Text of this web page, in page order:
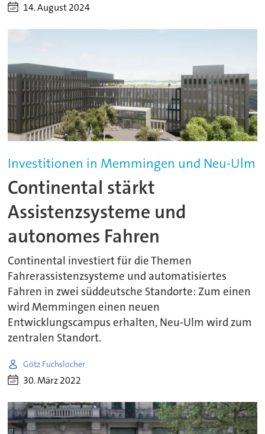
14. August 2024
Investitionen in Memmingen und Neu-Ulm
Continental stärkt
Assistenzsysteme und
autonomes Fahren
Continental investiert für die Themen
Fahrerassistenzsysteme und automatisiertes
Fahren in zwei süddeutsche Standorte: Zum einen
wird Memmingen einen neuen
Entwicklungscampus erhalten, Neu-Ulm wird zum
zentralen Standort.
Götz Fuchslocher
30. März 2022